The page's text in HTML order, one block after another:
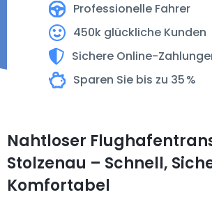
Professionelle Fahrer
450k glückliche Kunden
Sichere Online-
Sparen Sie bis zu 35 %
Nahtloser
Stolzenau – Schnell,
Komfortabel